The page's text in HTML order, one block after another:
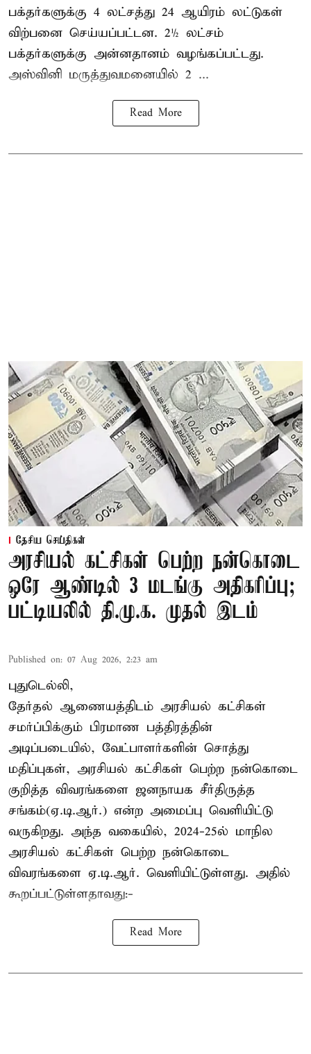
பக்தர்களுக்கு 4 லட்சத்து 24 ஆயிரம் லட்டுகள்
விற்பனை செய்யப்பட்டன. 2½ லட்சம்
பக்தர்களுக்கு அன்னதானம் வழங்கப்பட்டது.
அஸ்வினி மருத்துவமனையில் 2 ...
Read More
தேசிய செய்திகள்
அரசியல் கட்சிகள் பெற்ற நன்கொடை
ஒரே ஆண்டில் 3 மடங்கு அதிகரிப்பு;
பட்டியலில் தி.மு.க. முதல் இடம்
Published on: 07 Aug 2026, 2:23 am
புதுடெல்லி,
தேர்தல் ஆணையத்திடம் அரசியல் கட்சிகள்
சமர்ப்பிக்கும் பிரமாண பத்திரத்தின்
அடிப்படையில், வேட்பாளர்களின் சொத்து
மதிப்புகள், அரசியல் கட்சிகள் பெற்ற நன்கொடை
குறித்த விவரங்களை ஜனநாயக சீர்திருத்த
சங்கம்(ஏ.டி.ஆர்.) என்ற அமைப்பு வெளியிட்டு
வருகிறது. அந்த வகையில், 2024-25ல் மாநில
அரசியல் கட்சிகள் பெற்ற நன்கொடை
விவரங்களை ஏ.டி.ஆர். வெளியிட்டுள்ளது. அதில்
கூறப்பட்டுள்ளதாவது:-
Read More